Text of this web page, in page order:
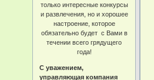
только интересные конкурсы
и развлечения, но и хорошее
настроение, которое
обязательно будет с Вами в
течении всего грядущего
года!
С уважением,
управляющая компания